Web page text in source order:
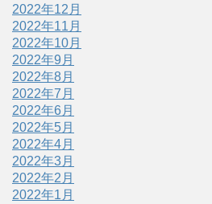
2022年12月
2022年11月
2022年10月
2022年9月
2022年8月
2022年7月
2022年6月
2022年5月
2022年4月
2022年3月
2022年2月
2022年1月